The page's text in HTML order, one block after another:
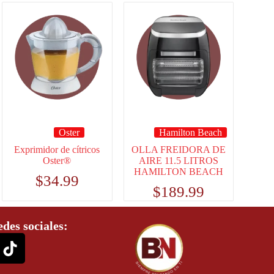
Oster
Exprimidor de cítricos
Oster®
$34.99
Hamilton Beach
OLLA FREIDORA DE
AIRE 11.5 LITROS
HAMILTON BEACH
$189.99
sociales: